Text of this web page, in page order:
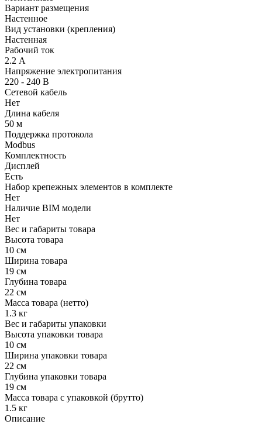
Вариант размещения
Настенное
Вид установки (крепления)
Настенная
Рабочий ток
2.2 А
Напряжение электропитания
220 - 240 В
Сетевой кабель
Нет
Длина кабеля
50 м
Поддержка протокола
Modbus
Комплектность
Дисплей
Есть
Набор крепежных элементов в комплекте
Нет
Наличие BIM модели
Нет
Вес и габариты товара
Высота товара
10 см
Ширина товара
19 см
Глубина товара
22 см
Масса товара (нетто)
1.3 кг
Вес и габариты упаковки
Высота упаковки товара
10 см
Ширина упаковки товара
22 см
Глубина упаковки товара
19 см
Масса товара с упаковкой (брутто)
1.5 кг
Описание